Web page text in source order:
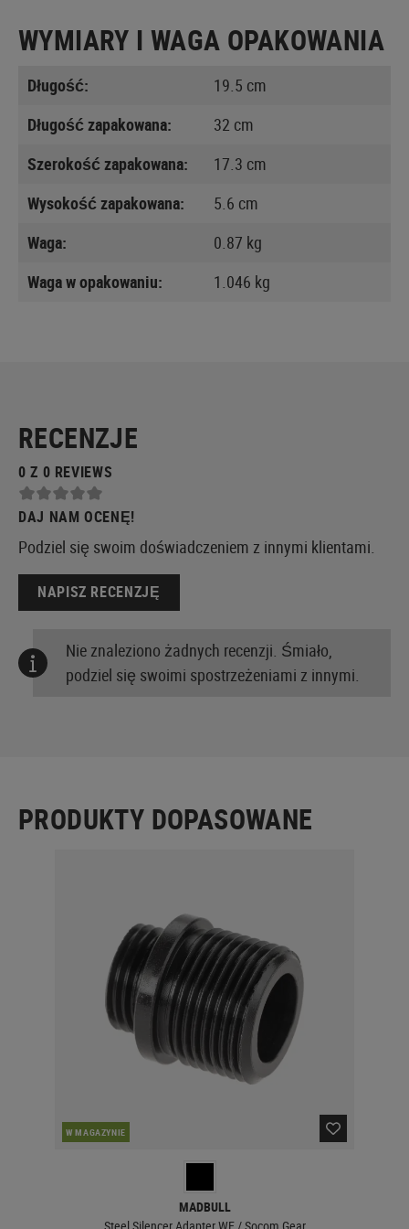
WYMIARY I WAGA OPAKOWANIA
Długość:
19.5 cm
Długość zapakowana:
32 cm
Szerokość zapakowana:
17.3 cm
Wysokość zapakowana:
5.6 cm
Waga:
0.87 kg
Waga w opakowaniu:
1.046 kg
RECENZJE
0 Z 0 REVIEWS
DAJ NAM OCENĘ!
Podziel się swoim doświadczeniem z innymi klientami.
NAPISZ RECENZJĘ
Nie znaleziono żadnych recenzji. Śmiało,
podziel się swoimi spostrzeżeniami z innymi.
PRODUKTY DOPASOWANE
W MAGAZYNIE
MADBULL
Steel Silencer Adapter WE / Socom Gear